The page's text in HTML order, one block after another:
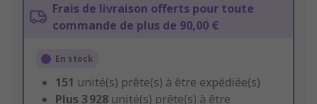
Frais de livraison offerts pour toute
commande de plus de 90,00 €
En stock
151 unité(s) prête(s) à être expédiée(s)
Plus 3 928 unité(s) prête(s) à être